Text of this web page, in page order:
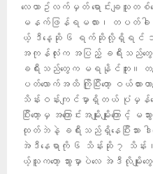
လေယာဥ်လက်မှတ် ရောင်းချသူတစ်ယ
မနက်ဖြန်ရမလား၊ တပတ်ခ
ယ့် ဒီနေ့ဆို ၆ ရက်ဆိုလို့ရှိရင်
အကုန်လုံးက အပြည့် ခရီးသည်တွေ
ခရီးသည်တွေက မရနိုင်ဘူး။
ပတ်လောက်အထိ ကြိုပြီးတော့ ဝယ်ထား
သိန်းဝန်းကျင်မှာရှိတယ် ပုံမှ
ပြီးတော့မှ အကြောင်းအမျိုးမျိုးကြေ
ထုတ်ဘဲနဲ့ ခရီးသည်ရှိနေပြီးသား
အဲဒီနေရာကို ၆ သိန်းဆို ၇ သိန်း၊
ယ့်သူကတော့ သွားမှာပဲလေ အဲဒီလိုမျိုးတွ